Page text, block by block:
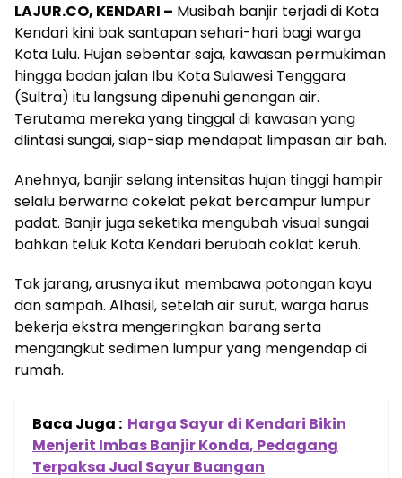
LAJUR.CO, KENDARI – Musibah banjir terjadi di Kota
Kendari kini bak santapan sehari-hari bagi warga
Kota Lulu. Hujan sebentar saja, kawasan permukiman
hingga badan jalan Ibu Kota Sulawesi Tenggara
(Sultra) itu langsung dipenuhi genangan air.
Terutama mereka yang tinggal di kawasan yang
dlintasi sungai, siap-siap mendapat limpasan air bah.
Anehnya, banjir selang intensitas hujan tinggi hampir
selalu berwarna cokelat pekat bercampur lumpur
padat. Banjir juga seketika mengubah visual sungai
bahkan teluk Kota Kendari berubah coklat keruh.
Tak jarang, arusnya ikut membawa potongan kayu
dan sampah. Alhasil, setelah air surut, warga harus
bekerja ekstra mengeringkan barang serta
mengangkut sedimen lumpur yang mengendap di
rumah.
Baca Juga : Harga Sayur di Kendari Bikin
Menjerit Imbas Banjir Konda, Pedagang
Terpaksa Jual Sayur Buangan